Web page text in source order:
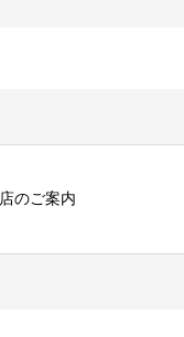
のご案内